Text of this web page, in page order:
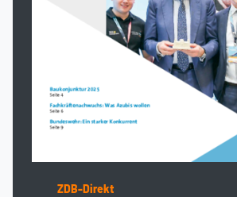
ZDB-Direkt